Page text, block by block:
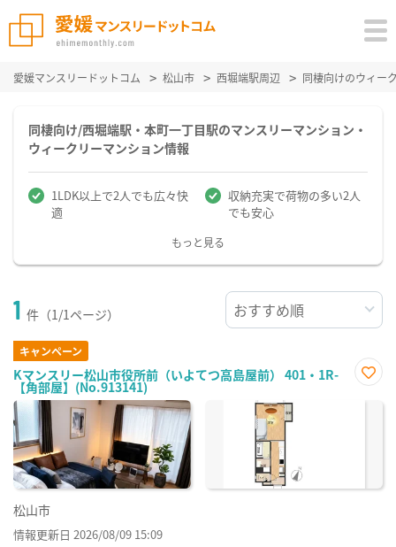
愛媛マンスリードットコム 松山市 西堀端駅周辺 同棲向けのウィー
同棲向け/西堀端駅・本町一丁目駅のマンスリーマンション・
ウィークリーマンション情報
1LDK以上で2人でも広々快
適
収納充実で荷物の多い2人
でも安心
もっと見る
1 件（1/1ページ）
キャンペーン
Kマンスリー松山市役所前（いよてつ高島屋前） 401・1R-
【角部屋】(No.913141)
に入
松山市
情報更新日 2026/08/09 15:09